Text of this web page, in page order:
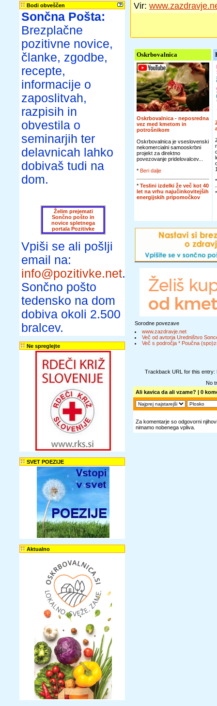
Bodi obveščen
Sončna Pošta:
Brezplačne
pozitivne novice,
članke, zgodbe,
recepte,
informacije o
zaposlitvah,
razpisih in
obvestila o
seminarjih ter
delavnicah lahko
dobivaš tudi na
dom.
Želim prejemati
Sončno pošto in
novice spletnega
portala Pozitivke
Vpiši se ali pošlji
email na:
info@pozitivke.net.
Sončno pošto
tedensko na dom
dobiva okoli 2.500
bralcev.
Ne spreglejte
SVET POEZIJE
Aktualno
Vir:
Oskrbovalnica
Oskrbovalnica - neposredna
vez med kmetom in
potrošnikom
Oskrbovalnica je vseslovenski
nekomercialni samooskrbni
projekt za direktno
povezovanje pridelovalcev...
* Beri dalje
* Teslini izdelki že več kot 40
let na vrhu najučinkovitejših
energijskih pripomočkov
Sorodne povezave
www.zazdravje.net
Več od avtorja Uredništvo
Več s področja * Poučna
Trackback URL for this entry:
No
Ali kavica da ali vzame? | 0
Za komentarje so odgovorni
nimamo nobenega vpliva.